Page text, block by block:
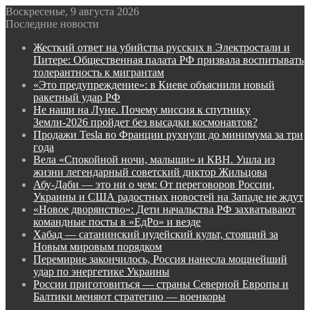
Воскресенье, 9 августа 2026
Последние новости
Жесткий ответ на убийства русских в Электростали и
Питере: Общественная палата РФ призвала воспитывать
толерантность к мигрантам
«Это предупреждение»: в Киеве объяснили новый
ракетный удар РФ
Не наши на Луне. Почему миссия к спутнику
Земли-2026 пройдет без высадки космонавтов?
Продажи Tesla во Франции рухнули до минимума за три
года
Вела «Спокойной ночи, малыши» и КВН. Ушла из
жизни легендарный советский диктор Жильцова
Абу-Даби — это ни о чем: От переговоров России,
Украины и США радостных новостей на Западе не ждут
«Новое дворянство»: Дети начальства РФ захватывают
командные посты в «ЕдРо» и везде
Хабад — сатанинский иудейский культ, стоящий за
Новым мировым порядком
Перемирие закончилось, Россия нанесла мощнейший
удар по энергетике Украины
России приготовиться — страны Северной Европы и
Балтики меняют стратегию — военкоры